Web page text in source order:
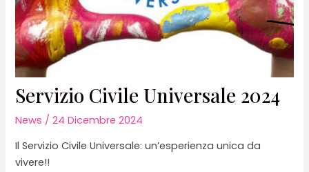
Servizio Civile Universale 2024
News /24 Dicembre 2024
Il Servizio Civile Universale: un’esperienza unica da
vivere!!